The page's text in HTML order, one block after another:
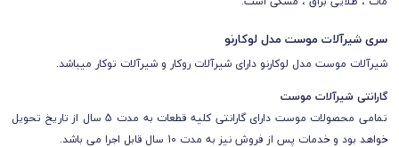
سری شیرآلات موست مدل لوکارنو
شیرآلات موست مدل لوکارنو دارای شیرآلات روکار و شیرآلات توکار میباشد.
گارانتی شیرآلات موست
تمامی محصولات موست
دارای گارانتی کلیه قطعات به مدت 5 سال از تاریخ تحویل
خواهد بود و خدمات پس از فروش نیز به مدت 10 سال قابل اجرا می باشد.